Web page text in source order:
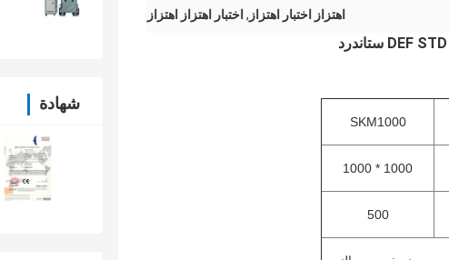
شهادة
اهتزاز اختبار اهتزاز , اختبار اهتزاز اهتزاز
SKM1000
1000 * 1000
500